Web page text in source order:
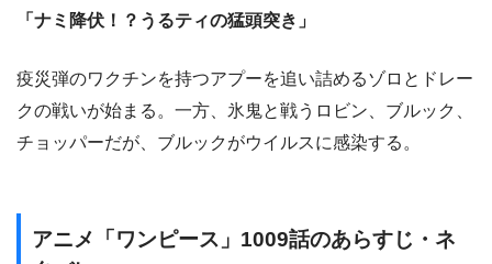
「ナミ降伏！？うるティの猛頭突き」
疫災弾のワクチンを持つアプーを追い詰めるゾロとドレー
クの戦いが始まる。一方、氷鬼と戦うロビン、ブルック、
チョッパーだが、ブルックがウイルスに感染する。
アニメ「ワンピース」1009話のあらすじ・ネ